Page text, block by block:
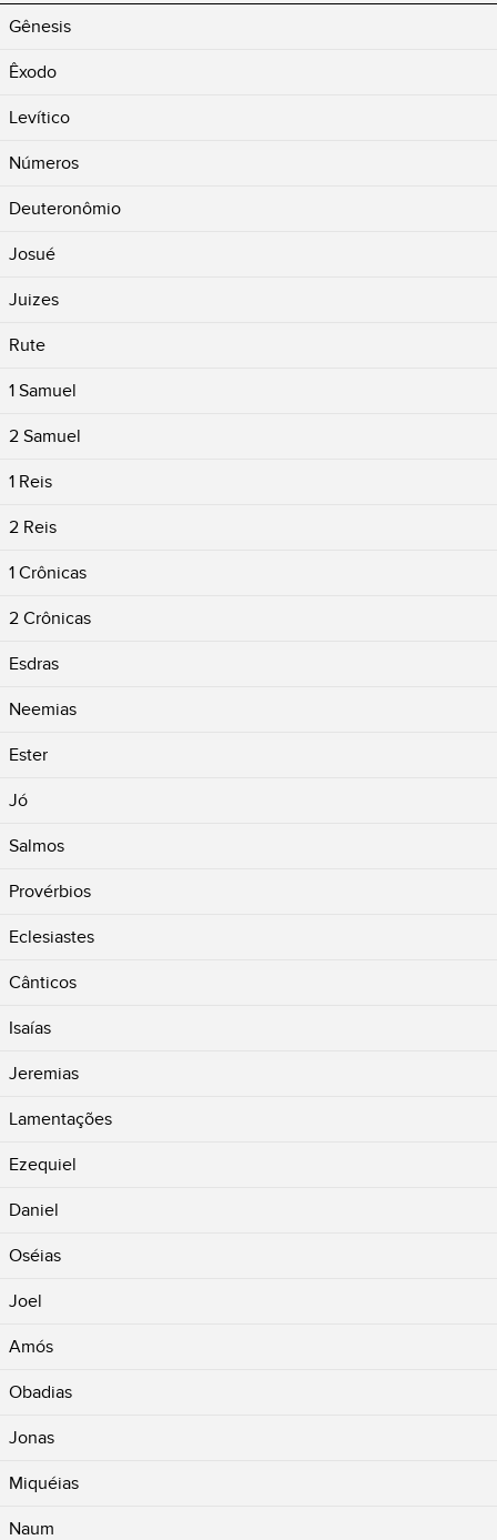
Gênesis
Êxodo
Levítico
Números
Deuteronômio
Josué
Juizes
Rute
1 Samuel
2 Samuel
1 Reis
2 Reis
1 Crônicas
2 Crônicas
Esdras
Neemias
Ester
Jó
Salmos
Provérbios
Eclesiastes
Cânticos
Isaías
Jeremias
Lamentações
Ezequiel
Daniel
Oséias
Joel
Amós
Obadias
Jonas
Miquéias
Naum